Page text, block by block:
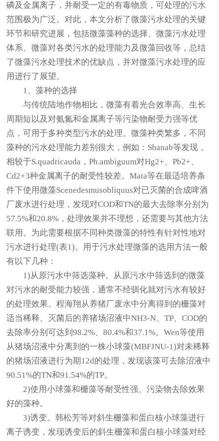
磷及金属离子，并耐受一定的有毒物质，可处理的污水
范围极为广泛。对此，本文分析了微藻污水处理的关键
环节和研究进展，包括微藻藻种的选择、微藻污水处理
体系、微藻对各类污水的处理能力及微藻回收等，总结
了微藻污水处理技术的优缺点，并对微藻污水处理的应
用进行了展望。
1、藻种的选择
与传统陆地作物相比，微藻有着光合效率高、生长
周期短以及对氨氮和金属离子等污染物耐受力强等优
点，可用于多种类型污水的处理。微藻种类繁多，不同
藻种的污水处理能力差别很大，例如：Shanab等发现，
相较于S.quadricauda，Ph.ambiguum对Hg2+、Pb2+、
Cd2+3种金属离子的耐受性较差。Mata等在最适培养条
件下使用微藻Scenedesmusobliquus对已灭菌的合成啤酒
厂废水进行处理，发现对COD和TN的最大去除率分别为
57.5%和20.8%，处理效果并不理想，还需要与其他方法
联用。为此需要根据不同种类微藻的特性有针对性地对
污水进行处理(表1)。用于污水处理微藻的选用方法一般
有以下几种：
1)从原污水中筛选藻种。从原污水中筛选到的微藻
对污水的耐受能力较强，通常不经驯化就对污水有较好
的处理效果。程海翔从养猪厂废水中分离得到的栅藻对
适当稀释、灭菌后的养猪场沼液中NH3-N、TP、COD的
去除率分别可达到98.2%、80.4%和37.1%。Wen等使用
从猪场沼液中分离到的一株小球藻(MBFJNU-1)对未稀释
的猪场沼液进行为期12d的处理，发现该藻可去除沼液中
90.51%的TN和91.54%的TP。
2)使用小球藻和栅藻等耐受性强、污染物去除效果
好的藻种。
3)诱变。韩松芳等对斜生栅藻和蛋白核小球藻进行
离子诱变，发现诱变后的斜生栅藻和蛋白核小球藻对经